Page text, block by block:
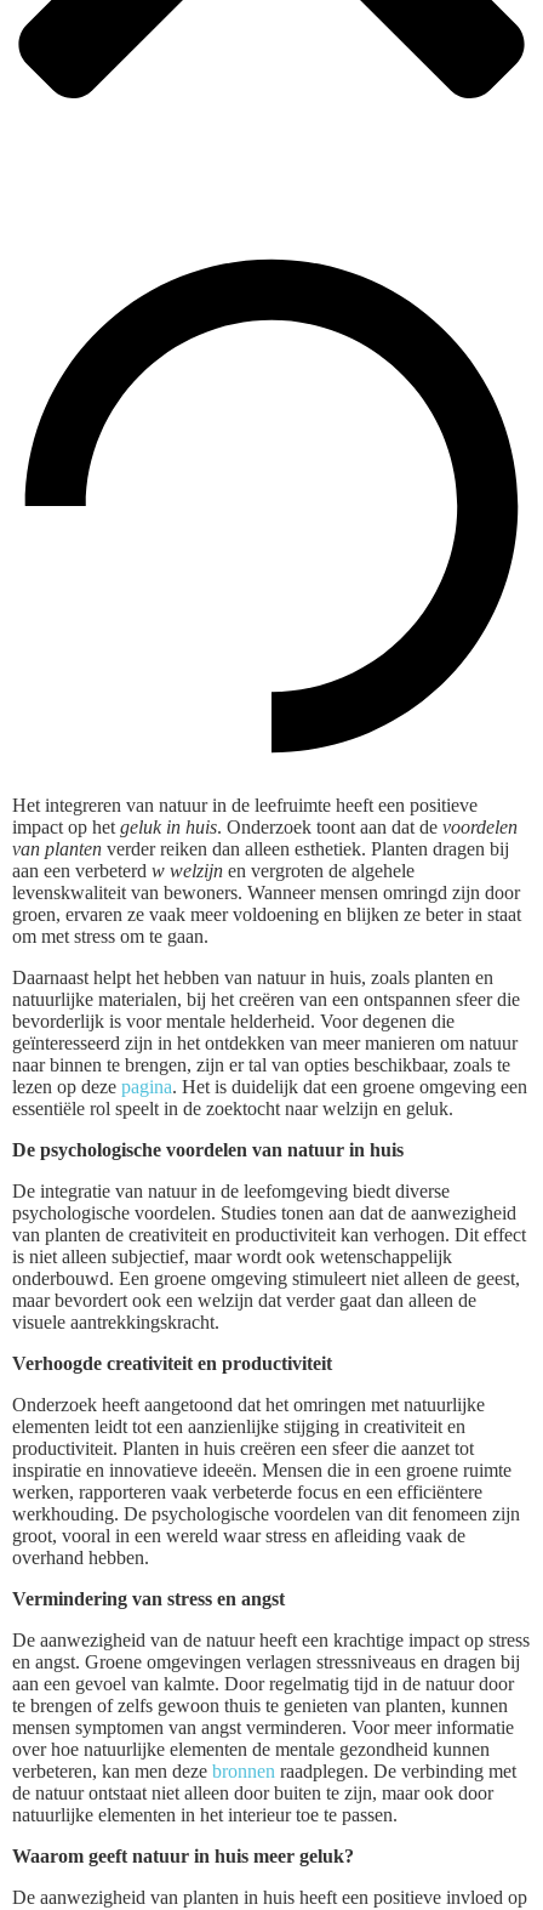
Het integreren van natuur in de leefruimte heeft een positieve
impact op het geluk in huis. Onderzoek toont aan dat de voordelen
van planten verder reiken dan alleen esthetiek. Planten dragen bij
aan een verbeterd w welzijn en vergroten de algehele
levenskwaliteit van bewoners. Wanneer mensen omringd zijn door
groen, ervaren ze vaak meer voldoening en blijken ze beter in staat
om met stress om te gaan.
Daarnaast helpt het hebben van natuur in huis, zoals planten en
natuurlijke materialen, bij het creëren van een ontspannen sfeer die
bevorderlijk is voor mentale helderheid. Voor degenen die
geïnteresseerd zijn in het ontdekken van meer manieren om natuur
naar binnen te brengen, zijn er tal van opties beschikbaar, zoals te
lezen op deze pagina. Het is duidelijk dat een groene omgeving een
essentiële rol speelt in de zoektocht naar welzijn en geluk.
De psychologische voordelen van natuur in huis
De integratie van natuur in de leefomgeving biedt diverse
psychologische voordelen. Studies tonen aan dat de aanwezigheid
van planten de creativiteit en productiviteit kan verhogen. Dit effect
is niet alleen subjectief, maar wordt ook wetenschappelijk
onderbouwd. Een groene omgeving stimuleert niet alleen de geest,
maar bevordert ook een welzijn dat verder gaat dan alleen de
visuele aantrekkingskracht.
Verhoogde creativiteit en productiviteit
Onderzoek heeft aangetoond dat het omringen met natuurlijke
elementen leidt tot een aanzienlijke stijging in creativiteit en
productiviteit. Planten in huis creëren een sfeer die aanzet tot
inspiratie en innovatieve ideeën. Mensen die in een groene ruimte
werken, rapporteren vaak verbeterde focus en een efficiëntere
werkhouding. De psychologische voordelen van dit fenomeen zijn
groot, vooral in een wereld waar stress en afleiding vaak de
overhand hebben.
Vermindering van stress en angst
De aanwezigheid van de natuur heeft een krachtige impact op stress
en angst. Groene omgevingen verlagen stressniveaus en dragen bij
aan een gevoel van kalmte. Door regelmatig tijd in de natuur door
te brengen of zelfs gewoon thuis te genieten van planten, kunnen
mensen symptomen van angst verminderen. Voor meer informatie
over hoe natuurlijke elementen de mentale gezondheid kunnen
verbeteren, kan men deze bronnen raadplegen. De verbinding met
de natuur ontstaat niet alleen door buiten te zijn, maar ook door
natuurlijke elementen in het interieur toe te passen.
Waarom geeft natuur in huis meer geluk?
De aanwezigheid van planten in huis heeft een positieve invloed op